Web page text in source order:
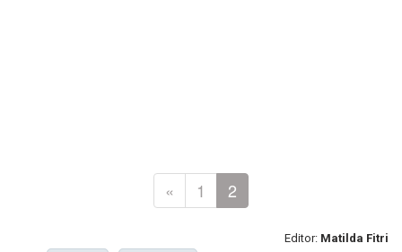
« 1 2
Editor: Matilda Fitri